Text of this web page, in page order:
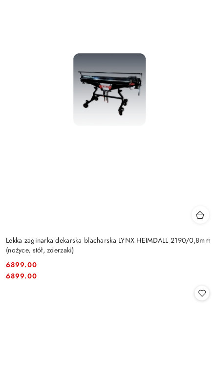
Lekka zaginarka dekarska blacharska LYNX HEIMDALL 2190/0,8mm
(nożyce, stół, zderzaki)
Cena:
6899.00
Cena:
6899.00